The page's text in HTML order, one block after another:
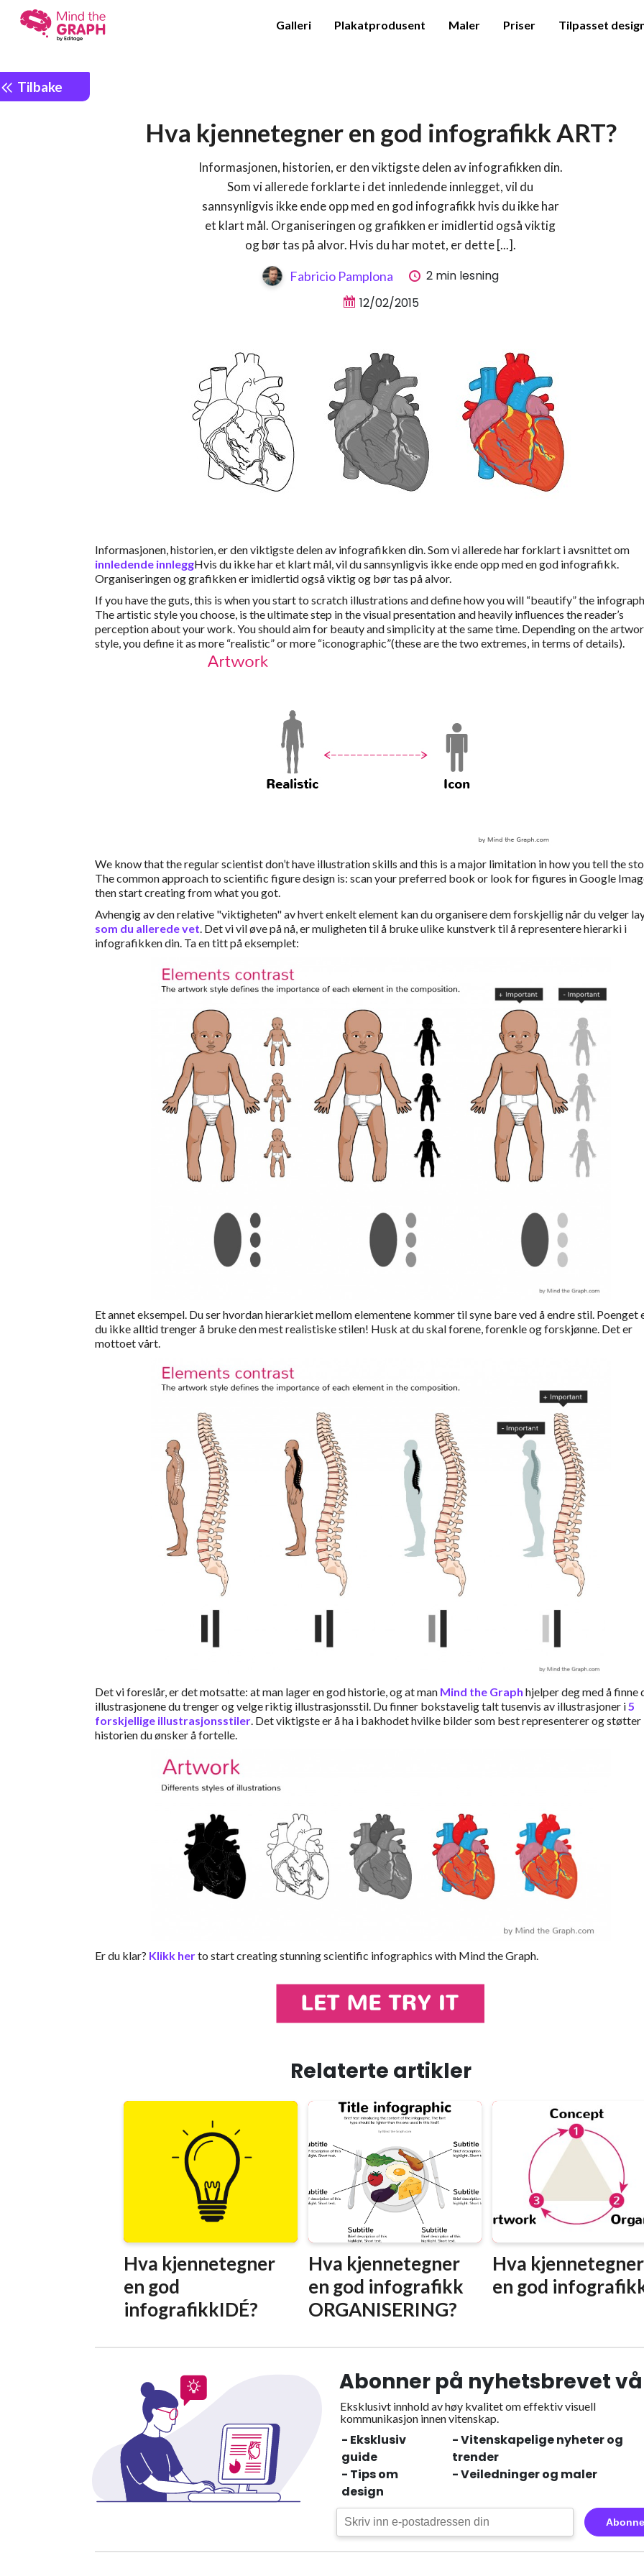
Galleri Plakatprodusent Maler Priser Tilpasset
Tilbake
Hva kjennetegner en god infografikk ART?
Informasjonen, historien, er den viktigste delen av infografikken din.
Som vi allerede forklarte i det innledende innlegget, vil du
sannsynligvis ikke ende opp med en god infografikk hvis du ikke har
et klart mål. Organiseringen og grafikken er imidlertid også viktig
og bør tas på alvor. Hvis du har motet, er dette [...].
Fabricio Pamplona
2 min lesning
12/02/2015
Informasjonen, historien, er den viktigste delen av infografikken din. Som vi allerede har forklart i avsnittet om
innledende innleggHvis du ikke har et klart mål, vil du sannsynligvis ikke ende opp med en god infografikk.
Organiseringen og grafikken er imidlertid også viktig og bør tas på alvor.
If you have the guts, this is when you start to scratch illustrations and define how you will “beautify” the
The artistic style you choose, is the ultimate step in the visual presentation and heavily influences the reader’s
perception about your work. You should aim for beauty and simplicity at the same time. Depending on the
style, you define it as more “realistic” or more “iconographic”(these are the two extremes, in terms of details).
We know that the regular scientist don’t have illustration skills and this is a major limitation in how you tell the
The common approach to scientific figure design is: scan your preferred book or look for figures in Google
then start creating from what you got.
Avhengig av den relative "viktigheten" av hvert enkelt element kan du organisere dem forskjellig når du velger
som du allerede vet. Det vi vil øve på nå, er muligheten til å bruke ulike kunstverk til å representere hierarki i
infografikken din. Ta en titt på eksemplet:
Et annet eksempel. Du ser hvordan hierarkiet mellom elementene kommer til syne bare ved å endre stil. Poenget
du ikke alltid trenger å bruke den mest realistiske stilen! Husk at du skal forene, forenkle og forskjønne. Det er
mottoet vårt.
Det vi foreslår, er det motsatte: at man lager en god historie, og at man Mind the Graph hjelper deg med å finne
illustrasjonene du trenger og velge riktig illustrasjonsstil. Du finner bokstavelig talt tusenvis av illustrasjoner i 5
forskjellige illustrasjonsstiler . Det viktigste er å ha i bakhodet hvilke bilder som best representerer og støtter
historien du ønsker å fortelle.
Er du klar? Klikk herto start creating stunning scientific infographics with Mind the Graph.
Relaterte artikler
Hva kjennetegner
en god
infografikkIDÉ?
Hva kjennetegner
en god infografikk
ORGANISERING?
Hva kjennetegner
en god
Abonner på nyhetsbrevet
Eksklusivt innhold av høy kvalitet om effektiv visuell
kommunikasjon innen vitenskap.
- Eksklusiv
guide
- Tips om
design
- Vitenskapelige nyheter og
trender
- Veiledninger og maler